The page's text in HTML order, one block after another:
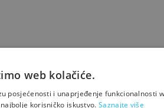
web kolačiće.
posjećenosti i unaprjeđenje funkcionalnosti
korisničko iskustvo. Saznajte više